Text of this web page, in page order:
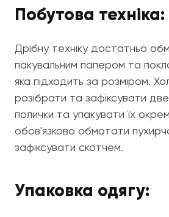
Побутова техніка:
Дрібну техніку достатньо
пакувальним папером та
яка підходить за розміром.
розібрати та зафіксувати
полички та упакувати їх
обов'язково обмотати
зафіксувати скотчем.
Упаковка одягу: